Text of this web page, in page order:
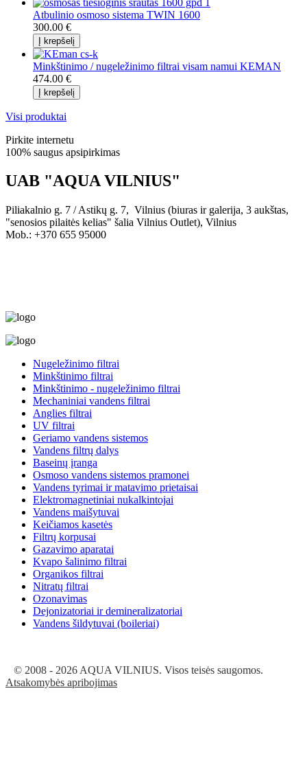
Atbulinio osmoso sistema TWIN 1600
300.00 €
Minkštinimo / nugeležinimo filtrai visam namui KEMAN
474.00 €
Visi produktai
Pirkite internetu
100% saugus apsipirkimas
UAB "AQUA VILNIUS"
Piliakalnio g. 7 / Astikų g. 7, Vilnius (biuras ir galerija, 3 aukštas,
"senosios pilaitės kelias" šalia Vilnius Outlet), Vilnius
Mob.: +370 655 95000
Nugeležinimo filtrai
Minkštinimo filtrai
Minkštinimo - nugeležinimo filtrai
Mechaniniai vandens filtrai
Anglies filtrai
UV filtrai
Geriamo vandens sistemos
Vandens filtrų dalys
Baseinų įranga
Osmoso vandens sistemos pramonei
Vandens tyrimai ir matavimo prietaisai
Elektromagnetiniai nukalkintojai
Vandens maišytuvai
Keičiamos kasetės
Filtrų korpusai
Gazavimo aparatai
Kvapo šalinimo filtrai
Organikos filtrai
Nitratų filtrai
Ozonavimas
Dejonizatoriai ir demineralizatoriai
Vandens šildytuvai (boileriai)
© 2008 - 2026 AQUA VILNIUS. Visos teisės saugomos.
Atsakomybės apribojimas